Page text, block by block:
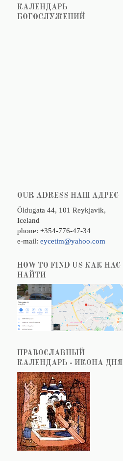
КАЛЕНДАРЬ
БОГОСЛУЖЕНИЙ
OUR ADRESS НАШ АДРЕС
Öldugata 44, 101 Reykjavik,
Iceland
phone: +354-776-47-34
e-mail: eycetim@yahoo.com
HOW TO FIND US КАК НАС
НАЙТИ
ПРАВОСЛАВНЫЙ
КАЛЕНДАРЬ - ИКОНА ДНЯ